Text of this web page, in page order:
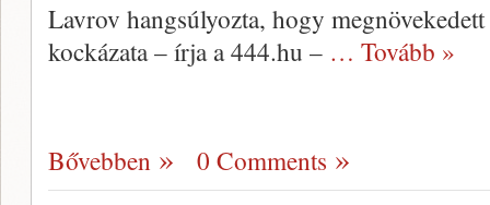
Lavrov hangsúlyozta, hogy
kockázata – írja a 444.hu – … Tovább »
Bővebben 0 Comments